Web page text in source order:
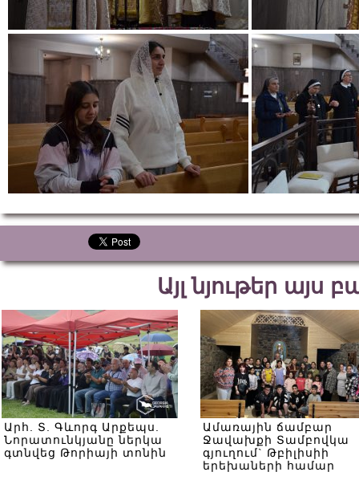
Այլ նյութեր այս
Արհ. Տ. Գևորգ Արքեպս.
Նորատունկյանը ներկա
գտնվեց Թորիայի տոնին
Ամառային ճամբար
Ջավախքի Տամբովկա
գյուղում` Թբիլիսիի
երեխաների համար